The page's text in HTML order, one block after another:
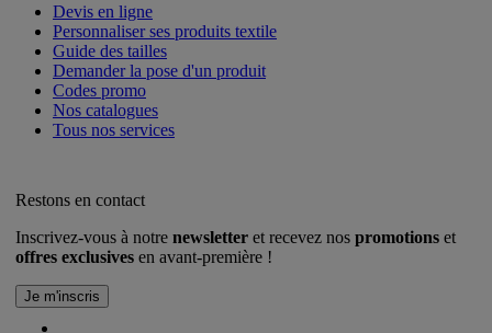
Devis en ligne
Personnaliser ses produits textile
Guide des tailles
Demander la pose d'un produit
Codes promo
Nos catalogues
Tous nos services
Restons en contact
Inscrivez-vous à notre newsletter et recevez nos promotions et
offres exclusives en avant-première !